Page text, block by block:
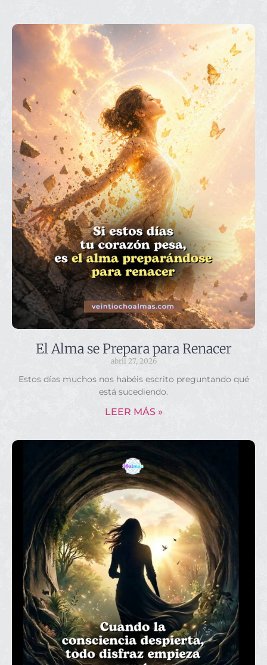
El Alma se Prepara para Renacer
abril 27, 2026
Estos días muchos nos habéis escrito preguntando qué
está sucediendo.
LEER MÁS »